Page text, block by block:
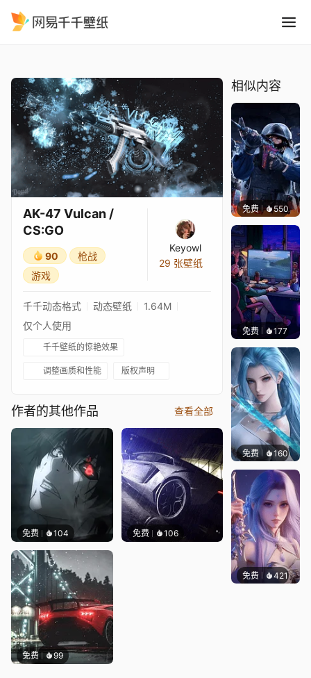
AK-47 Vulcan /
CS:GO
90
枪战
游戏
Keyowl
29 张壁纸
千千动态格式 动态壁纸
1.64M
仅个人使用
千千壁纸的惊艳效果
调整画质和性能 版权声明
作者的其他作品 查看全部
免费 104 免费 106
免费 99
相似内容
免费 550小鬼
免费 177
免费 160好看
免费 421好看